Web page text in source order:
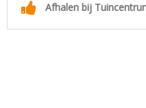
Afhalen bij